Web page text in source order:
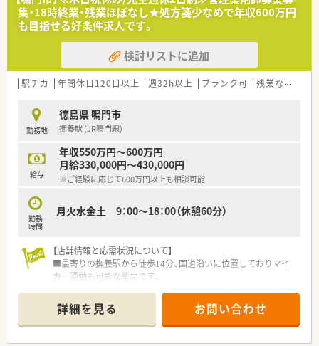
【求人情報について】
■年収は600万円から700万円を想定しており、これまでのご経
験や年齢をしっかりと考慮して決定される予定です。
■週休2日制で木曜、日曜、祝日が休日となり、年間休日120日以
上とプライベートの時間を十分に確保できます。
■在宅対応の予定はなく、外来業務に集中できる環境です。
■店舗の運営に関するシフト管理や経営数字の管理などを通じ
て、マネジメントスキルを実践的に磨くことが可能です。
■在宅医療の新規開拓や多職種連携を経験することで、今後の地
域医療に不可欠な専門性をしっかりと身につけられます。
■認定薬剤師の取得費用負担や研修参加の業務扱いなど、会社か
らの手厚い支援を受けてスキルアップを実現できます。
集・18時終業・残業ほぼなし★処方箋少なめで年収600万円
も目指せる好条件求人です。
検討リストに追加
駅チカ 年間休日120日以上 週32h以上 ブランク可 残業なし(ほぼなし含む)
勤務地
徳島県 鳴門市
撫養駅 (JR鳴門線)
給与
年収550万円～600万円
月給330,000円～430,000円
※ご経験に応じて600万円以上も相談可能
勤務
時間
月火水金土 9：00～18：00（休憩60分）
【店舗情報と応需状況について】
■最寄りの撫養駅から徒歩14分、国道沿いに位置しておりマイ
カー通勤も可能な薬局です。
枚ほど応需しています。
■電子薬歴や分包機などの設備が整っており、効率的に業務を進
めることができる環境です。
詳細を見る お問い合わせ